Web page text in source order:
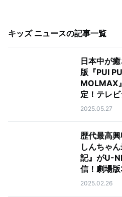
キッズ ニュースの記事一覧
日本中が
版『PUI
MOLMAX
定！テレ
中！
2025.05.27
歴代最高
しんちゃ
記』がU-
信！劇場
2025.02.26